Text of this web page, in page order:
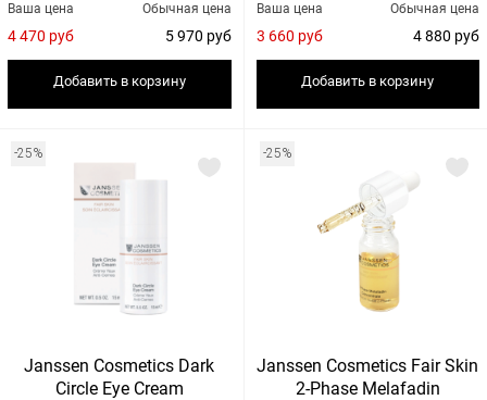
Обычная цена
5 970 руб
Ваша цена
4 470 руб
Добавить в корзину
Обычная цена
4 880 руб
Ваша цена
3 660 руб
Добавить в корзину
-25%
Janssen Cosmetics Dark
Circle Eye Cream
-25%
Janssen Cosmetics Fair Skin
2-Phase Melafadin